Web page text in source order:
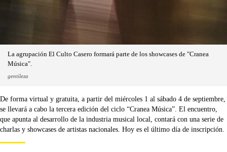
La agrupación El Culto Casero formará parte de los showcases de "Cranea
Música".
gentileza
De forma virtual y gratuita, a partir del miércoles 1 al sábado 4 de septiembre,
se llevará a cabo la tercera edición del ciclo “Cranea Música”. El encuentro,
que apunta al desarrollo de la industria musical local, contará con una serie de
charlas y showcases de artistas nacionales. Hoy es el último día de inscripción.